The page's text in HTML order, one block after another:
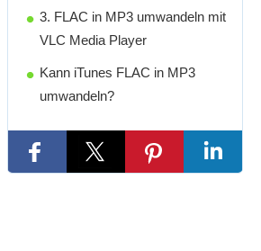
3. FLAC in MP3 umwandeln mit
VLC Media Player
Kann iTunes FLAC in MP3
umwandeln?